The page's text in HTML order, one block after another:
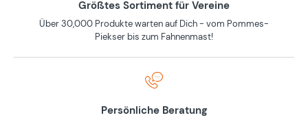
Größtes Sortiment für Vereine
Über 30,000 Produkte warten auf Dich - vom Pommes-
Piekser bis zum Fahnenmast!
Persönliche Beratung